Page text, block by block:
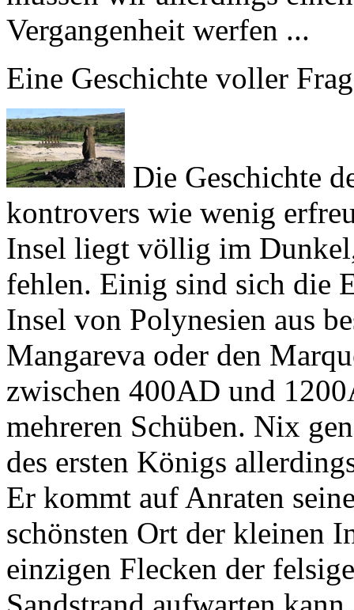
Eine Geschichte voller
kontrovers wie wenig
Insel liegt völlig im
fehlen. Einig sind sich die
Insel von Polynesien aus
Mangarevaoder den
zwischen 400AD und
mehreren Schüben. Nix
des ersten Königs
Er kommt auf Anraten
schönsten Ort der kleinen
einzigen Flecken der
Sandstrand aufwarten
gerne mal am Strand